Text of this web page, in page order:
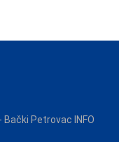
Petrovac INFO